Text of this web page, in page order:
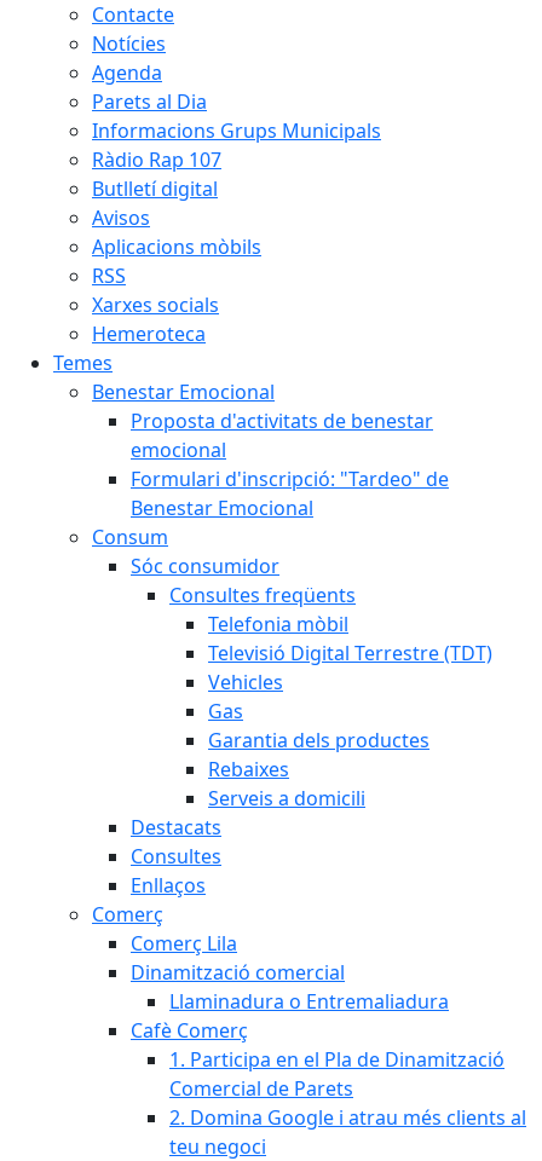
Contacte
Notícies
Agenda
Parets al Dia
Informacions Grups Municipals
Ràdio Rap 107
Butlletí digital
Avisos
Aplicacions mòbils
RSS
Xarxes socials
Hemeroteca
Temes
Benestar Emocional
Proposta d'activitats de benestar
emocional
Formulari d'inscripció: "Tardeo" de
Benestar Emocional
Consum
Sóc consumidor
Consultes freqüents
Telefonia mòbil
Televisió Digital Terrestre (TDT)
Vehicles
Gas
Garantia dels productes
Rebaixes
Serveis a domicili
Destacats
Consultes
Enllaços
Comerç
Comerç Lila
Dinamització comercial
Llaminadura o Entremaliadura
Cafè Comerç
1. Participa en el Pla de Dinamització
Comercial de Parets
2. Domina Google i atrau més clients al
teu negoci